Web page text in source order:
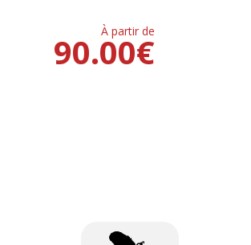
À partir de
€
90.00